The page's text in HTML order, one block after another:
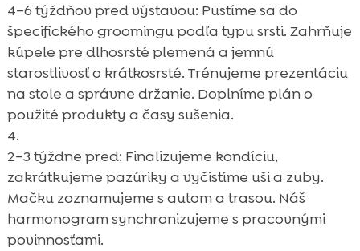
4–6 týždňov pred výstavou: Pustíme sa do
špecifického groomingu podľa typu srsti. Zahrňuje
kúpele pre dlhosrsté plemená a jemnú
starostlivosť o krátkosrsté. Trénujeme prezentáciu
na stole a správne držanie. Doplníme plán o
použité produkty a časy sušenia.
2–3 týždne pred: Finalizujeme kondíciu,
zakrátkujeme pazúriky a vyčistíme uši a zuby.
Mačku zoznamujeme s autom a trasou. Náš
harmonogram synchronizujeme s pracovnými
povinnosťami.